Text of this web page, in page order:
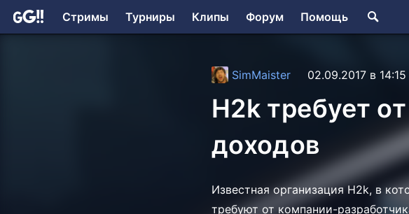
Стримы Турниры Клипы Форум Помощь
SimMaister 02.09.2017 в 14:15
H2k требует
доходов
Известная организация H2k, в
требуют от компании-